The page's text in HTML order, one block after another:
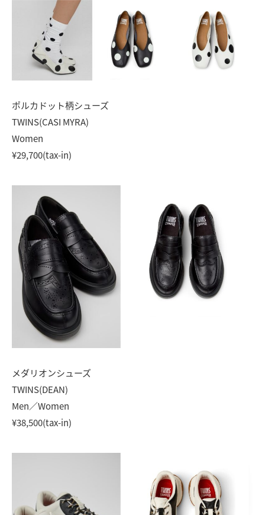
ポルカドット柄シューズ
TWINS(CASI MYRA)
Women
¥29,700(tax-in)
メダリオンシューズ
TWINS(DEAN)
Men／Women
¥38,500(tax-in)